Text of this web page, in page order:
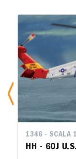
1346 - SCALA
HH - 60J